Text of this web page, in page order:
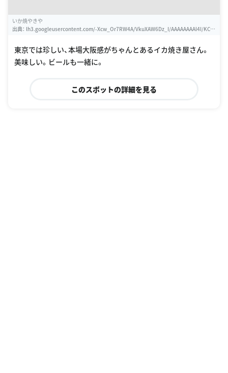
いか焼やきや
出典： lh3.googleusercontent.com/-Xcw_Or7RW4A/VkuXAW6Dz_I/AAAAAAAAl4I/KCm
東京では珍しい、本場大阪感がちゃんとあるイカ焼き屋さん。
美味しい。ビールも一緒に。
このスポットの詳細を見る